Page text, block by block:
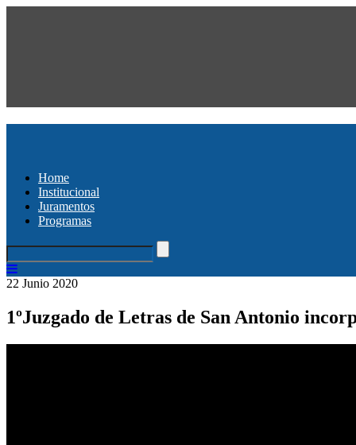
Home
Institucional
Juramentos
Programas
22 Junio 2020
1ºJuzgado de Letras de San Antonio